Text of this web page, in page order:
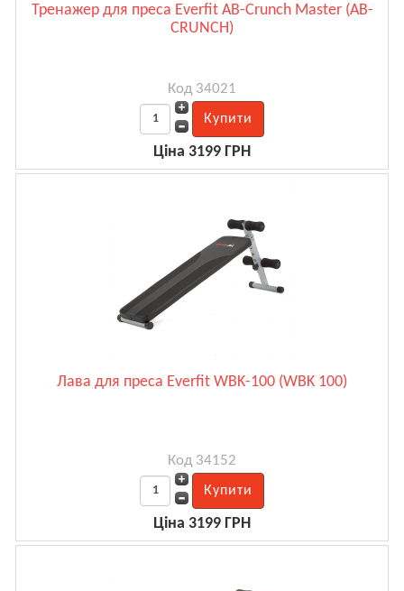
Тренажер для преса Everfit AB-Crunch Master (AB-
CRUNCH)
Код 34021
Ціна 3199 ГРН
Лава для преса Everfit WBK-100 (WBK 100)
Код 34152
Ціна 3199 ГРН